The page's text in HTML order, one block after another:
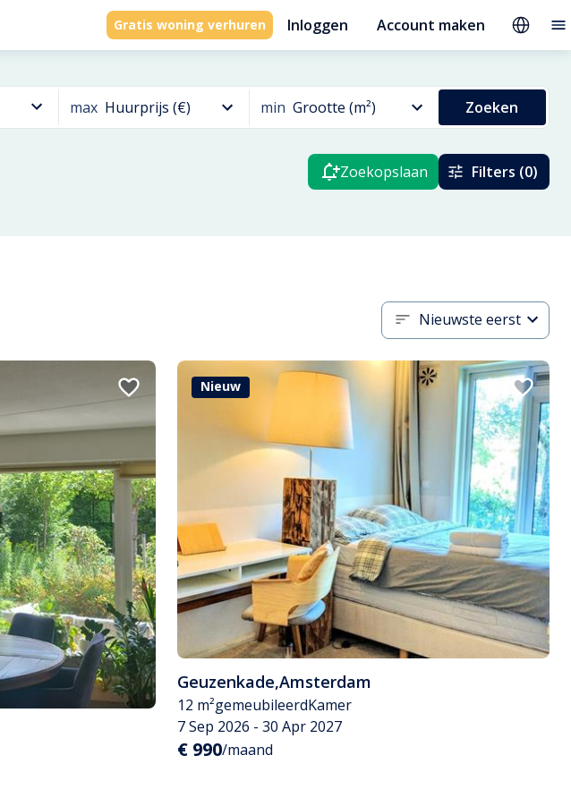
Gratis woning verhuren Inloggen Account maken
max Huurprijs (€) min Grootte (m²) Zoeken
Zoekopslaan Filters (0)
Nieuwste eerst
Nieuw
Geuzenkade,Amsterdam
12 m²gemeubileerdKamer
7 Sep 2026 - 30 Apr 2027
€ 990/maand